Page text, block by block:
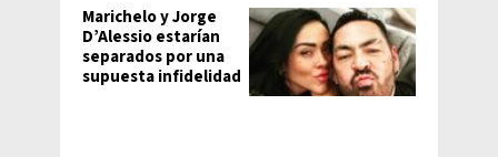
Marichelo y Jorge
D’Alessio estarían
separados por una
supuesta infidelidad